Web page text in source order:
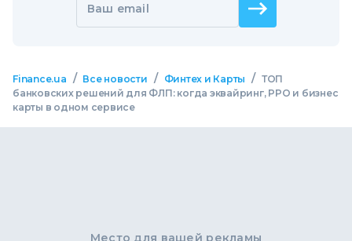
Ваш email
Finance.ua / Все новости / Финтех и Карты / ТОП
банковских решений для ФЛП: когда эквайринг, РРО и бизнес
карты в одном сервисе
Место для вашей рекламы